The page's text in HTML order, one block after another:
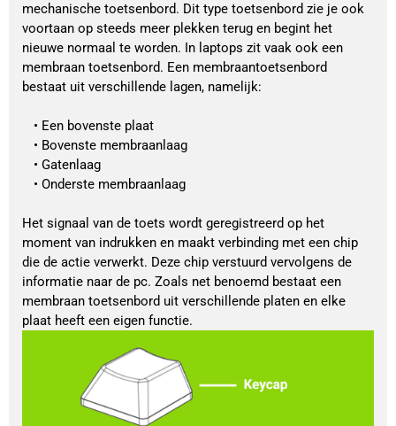
mechanische toetsenbord. Dit type toetsenbord zie je ook
voortaan op steeds meer plekken terug en begint het
nieuwe normaal te worden. In laptops zit vaak ook een
membraan toetsenbord. Een membraantoetsenbord
bestaat uit verschillende lagen, namelijk:
Een bovenste plaat
Bovenste membraanlaag
Gatenlaag
Onderste membraanlaag
Het signaal van de toets wordt geregistreerd op het
moment van indrukken en maakt verbinding met een chip
die de actie verwerkt. Deze chip verstuurd vervolgens de
informatie naar de pc. Zoals net benoemd bestaat een
membraan toetsenbord uit verschillende platen en elke
plaat heeft een eigen functie.